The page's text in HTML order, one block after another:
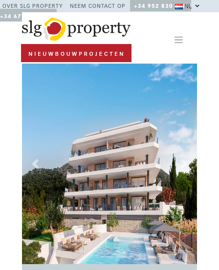
OVER SLG PROPERTY NEEM CONTACT OP
+34 952 830 378 /
+34 677 670 480
NL
Previous Next